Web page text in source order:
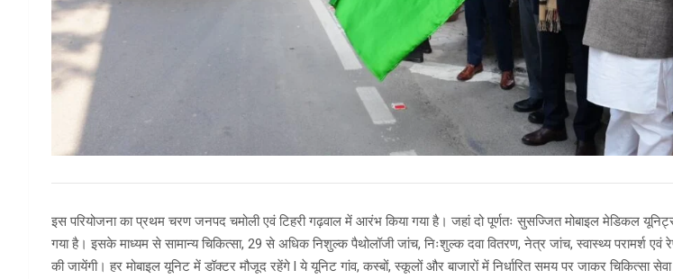
इस परियोजना का प्रथम चरण जनपद चमोली एवं टिहरी गढ़वाल में आरंभ किया गया है। जहां दो पूर्णतः सुसज्जित मोबाइल मेडिकल
गया है। इसके माध्यम से सामान्य चिकित्सा, 29 से अधिक निशुल्क पैथोलॉजी जांच, निःशुल्क दवा वितरण, नेत्र जांच, स्वास्थ्य परामर्श एवं
की जायेंगी। हर मोबाइल यूनिट में डॉक्टर मौजूद रहेंगे l ये यूनिट गांव, कस्बों, स्कूलों और बाजारों में निर्धारित समय पर जाकर चिकित्सा